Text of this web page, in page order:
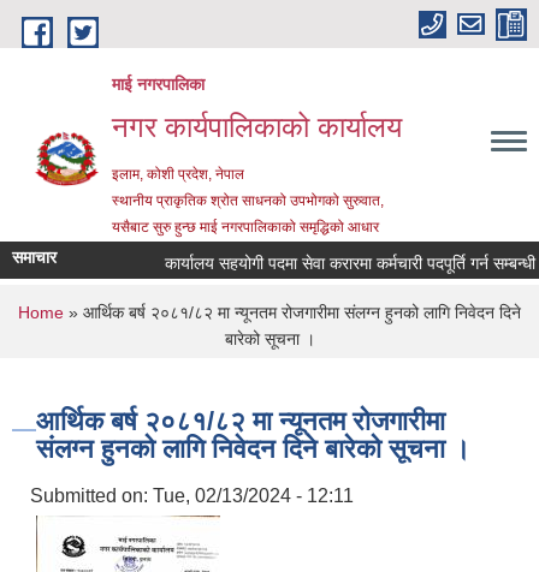
Skip to main content
माई नगरपालिका
नगर कार्यपालिकाको कार्यालय
इलाम, कोशी प्रदेश, नेपाल
स्थानीय प्राकृतिक श्रोत साधनको उपभोगको सुरुवात,
यसैबाट सुरु हुन्छ माई नगरपालिकाको समृद्धिको आधार
समाचार कार्यालय सहयोगी पदमा सेवा करारमा कर्मचारी पदपूर्ति गर्न सम्बन्धी
You are here
Home » आर्थिक बर्ष २०८१/८२ मा न्यूनतम रोजगारीमा संलग्न हुनको लागि निवेदन दिने
बारेको सूचना ।
आर्थिक बर्ष २०८१/८२ मा न्यूनतम रोजगारीमा
संलग्न हुनको लागि निवेदन दिने बारेको सूचना ।
Submitted on: Tue, 02/13/2024 - 12:11